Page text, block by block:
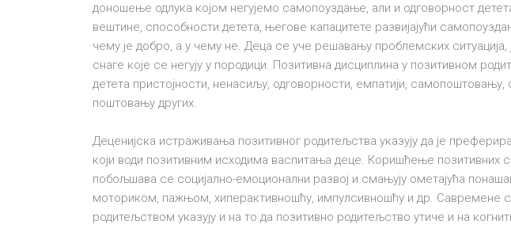
доношење одлука којом негујемо самопоуздање, али и одговорност
вештине, способности детета, његове капацитете развијајући
чему је добро, а у чему не. Деца се уче решавању проблемских
снаге које се негују у породици. Позитивна дисциплина у позитивном
детета пристојности, ненасиљу, одговорности, емпатији,
поштовању других.
Деценијска истраживања позитивног родитељства указују да је
који води позитивним исходима васпитања деце. Коришћење позитивних
побољшава се социјално-емоционални развој и смањују ометајућа
моториком, пажњом, хиперактивношћу, импулсивношћу и др. Савремене
родитељством указују и на то да позитивно родитељство утиче и на